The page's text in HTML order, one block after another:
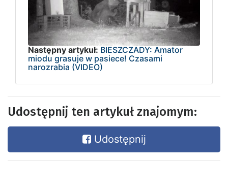
Następny artykuł: BIESZCZADY: Amator
miodu grasuje w pasiece! Czasami
narozrabia (VIDEO)
Udostępnij ten artykuł znajomym:
Udostępnij